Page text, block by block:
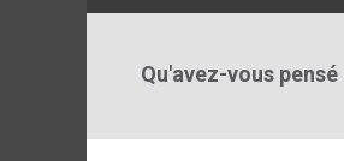
Qu'avez-vous